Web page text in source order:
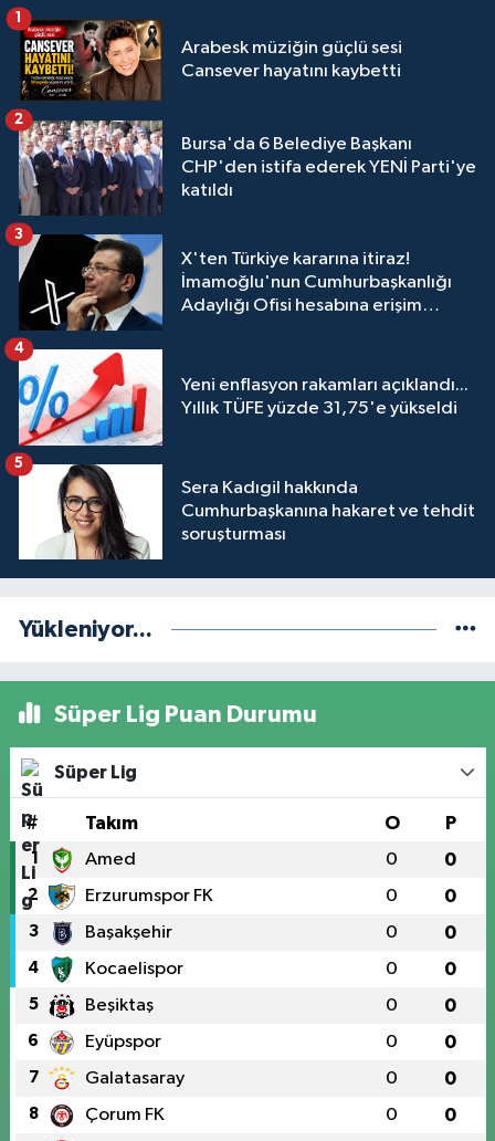
Arabesk müziğin güçlü sesi
Cansever hayatını kaybetti
1
Bursa'da 6 Belediye Başkanı
CHP'den istifa ederek YENİ Parti'ye
katıldı
2
X'ten Türkiye kararına itiraz!
İmamoğlu'nun Cumhurbaşkanlığı
Adaylığı Ofisi hesabına erişim
3
Yeni enflasyon rakamları açıklandı...
Yıllık TÜFE yüzde 31,75'e yükseldi
4
Sera Kadıgil hakkında
Cumhurbaşkanına hakaret ve tehdit
soruşturması
5
Yükleniyor...
Süper Lig Puan Durumu
Süper Lig
# Takım O P
1 Amed 0 0
2 Erzurumspor FK 0 0
3 Başakşehir 0 0
4 Kocaelispor 0 0
5 Beşiktaş 0 0
6 Eyüpspor 0 0
7 Galatasaray 0 0
8 Çorum FK 0 0